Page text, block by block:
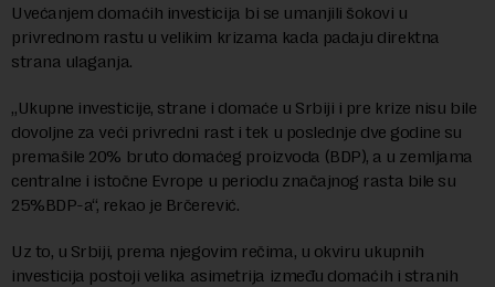
Uvećanjem domaćih investicija bi se umanjili šokovi u
privrednom rastu u velikim krizama kada padaju direktna
strana ulaganja.
„Ukupne investicije, strane i domaće u Srbiji i pre krize nisu bile
dovoljne za veći privredni rast i tek u poslednje dve godine su
premašile 20% bruto domaćeg proizvoda (BDP), a u zemljama
centralne i istočne Evrope u periodu značajnog rasta bile su
25%BDP-a“, rekao je Brčerević.
Uz to, u Srbiji, prema njegovim rečima, u okviru ukupnih
investicija postoji velika asimetrija između domaćih i stranih